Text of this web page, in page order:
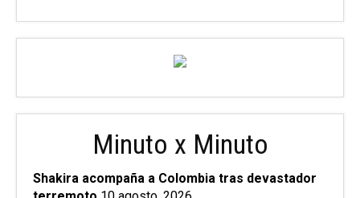
Minuto x Minuto
Shakira acompaña a Colombia tras devastador